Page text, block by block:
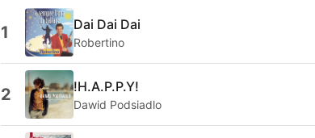
1 Dai Dai Dai
Robertino
2 !H.A.P.P.Y!
Dawid Podsiadlo